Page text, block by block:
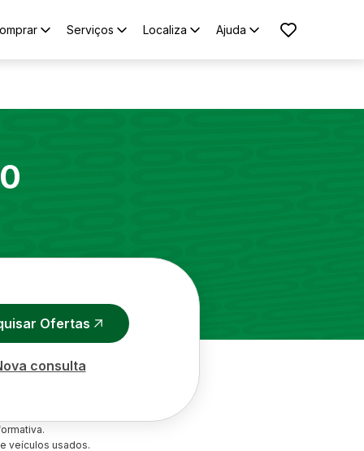
Serviços Localiza Ajuda
Ofertas
consulta
veículos usados.